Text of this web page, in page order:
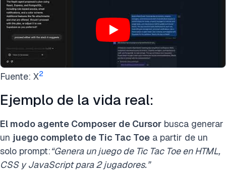
Fuente: X2
Ejemplo de la vida real:
El modo agente Composer de Cursor busca generar
un juego completo de Tic Tac Toe a partir de un
solo prompt:“Genera un juego de Tic Tac Toe en HTML,
CSS y JavaScript para 2 jugadores.”